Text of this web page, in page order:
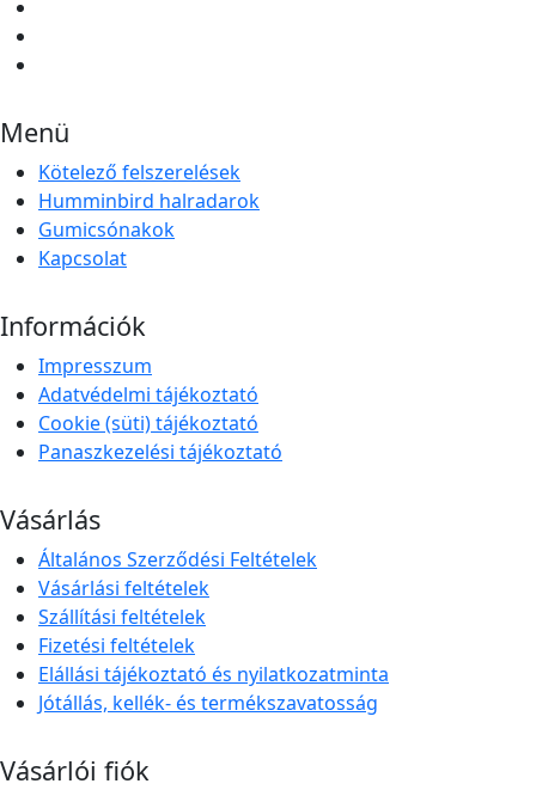
Menü
Kötelező felszerelések
Humminbird halradarok
Gumicsónakok
Kapcsolat
Információk
Impresszum
Adatvédelmi tájékoztató
Cookie (süti) tájékoztató
Panaszkezelési tájékoztató
Vásárlás
Általános Szerződési Feltételek
Vásárlási feltételek
Szállítási feltételek
Fizetési feltételek
Elállási tájékoztató és nyilatkozatminta
Jótállás, kellék- és termékszavatosság
Vásárlói fiók